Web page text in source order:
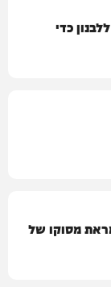
כדי
מסוקו של